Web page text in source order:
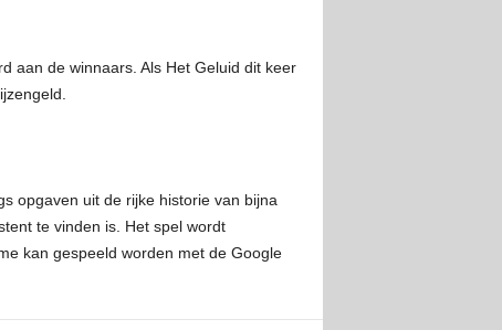
aan de winnaars. Als Het Geluid dit keer
opgaven uit de rijke historie van bijna
te vinden is. Het spel wordt
kan gespeeld worden met de Google